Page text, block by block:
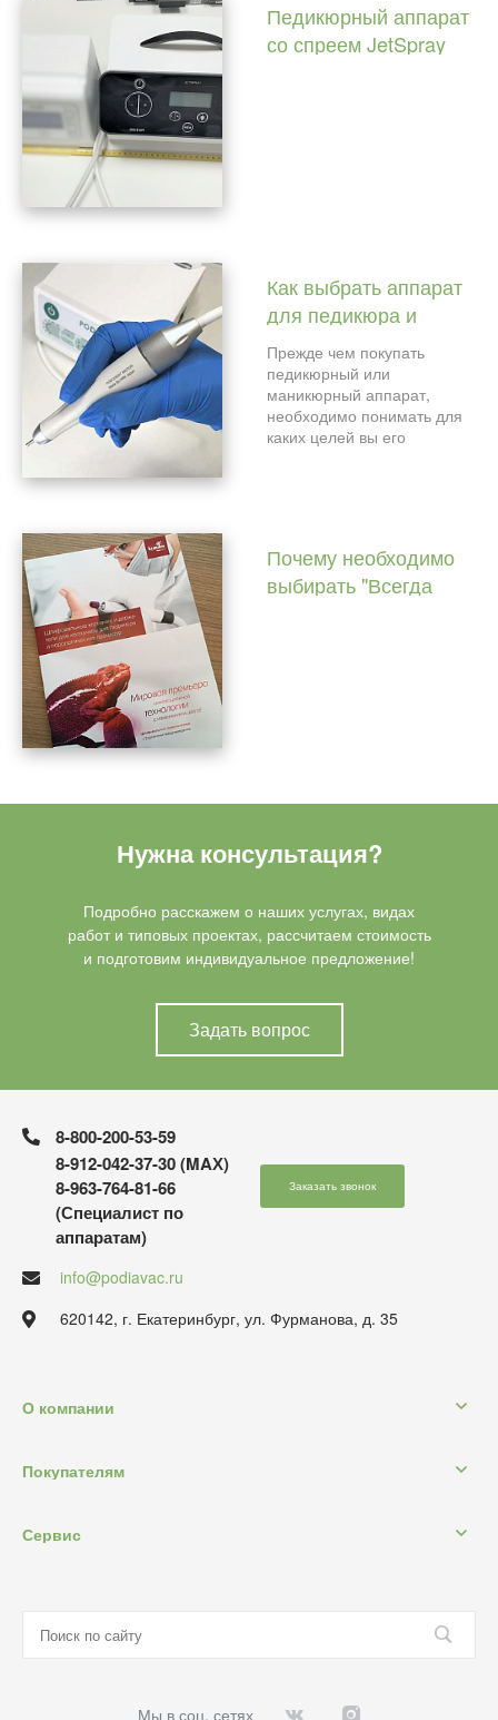
не поврежденную фрезу.
Б. Правильно выбрать
Педикюрный аппарат
со спреем JetSpray
Как выбрать аппарат
для педикюра и
маникюра?
Прежде чем покупать
педикюрный или
маникюрный аппарат,
необходимо понимать для
каких целей вы его
характеристики, цену и
марку аппарата для
маникюра и педикюра.
Почему необходимо
выбирать "Всегда
Нужна консультация?
Подробно расскажем о наших услугах, видах
работ и типовых проектах, рассчитаем стоимость
и подготовим индивидуальное предложение!
Задать вопрос
8-800-200-53-59
8-912-042-37-30 (MAХ)
8-963-764-81-66
(Специалист по
аппаратам)
Заказать звонок
info@podiavac.ru
620142, г. Екатеринбург, ул. Фурманова, д. 35
О компании
Покупателям
Сервис
Мы в соц. сетях